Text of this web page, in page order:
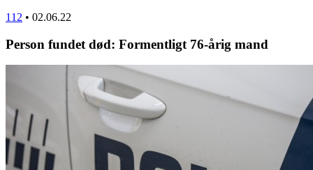
112 • 02.06.22
Person fundet død: Formentligt 76-årig mand